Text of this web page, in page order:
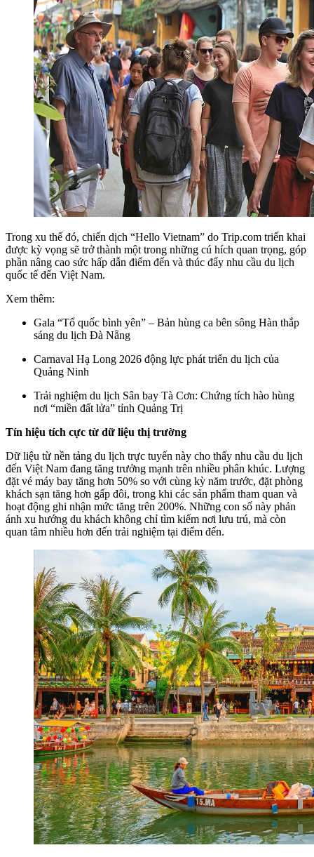
Trong xu thế đó, chiến dịch “Hello Vietnam” do Trip.com triển khai
được kỳ vọng sẽ trở thành một trong những cú hích quan trọng, góp
phần nâng cao sức hấp dẫn điểm đến và thúc đẩy nhu cầu du lịch
quốc tế đến Việt Nam.
Xem thêm:
Gala “Tổ quốc bình yên” – Bản hùng ca bên sông Hàn thắp
sáng du lịch Đà Nẵng
Carnaval Hạ Long 2026 động lực phát triển du lịch của
Quảng Ninh
Trải nghiệm du lịch Sân bay Tà Cơn: Chứng tích hào hùng
nơi “miền đất lửa” tỉnh Quảng Trị
Tín hiệu tích cực từ dữ liệu thị trường
Dữ liệu từ nền tảng du lịch trực tuyến này cho thấy nhu cầu du lịch
đến Việt Nam đang tăng trưởng mạnh trên nhiều phân khúc. Lượng
đặt vé máy bay tăng hơn 50% so với cùng kỳ năm trước, đặt phòng
khách sạn tăng hơn gấp đôi, trong khi các sản phẩm tham quan và
hoạt động ghi nhận mức tăng trên 200%. Những con số này phản
ánh xu hướng du khách không chỉ tìm kiếm nơi lưu trú, mà còn
quan tâm nhiều hơn đến trải nghiệm tại điểm đến.